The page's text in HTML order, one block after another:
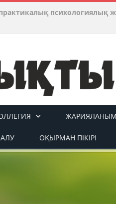
психологиялық
ЖАРИЯЛАНЫМ
ОҚЫРМАН ПІКІРІ